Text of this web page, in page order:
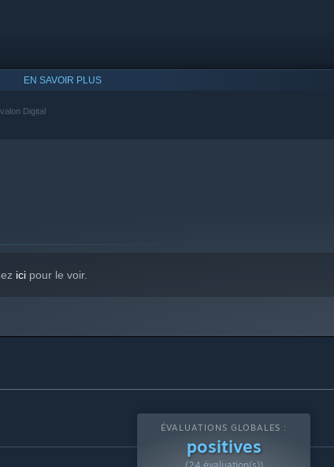
EN SAVOIR PLUS
Digital
ici pour le voir.
ÉVALUATIONS GLOBALES :
positives